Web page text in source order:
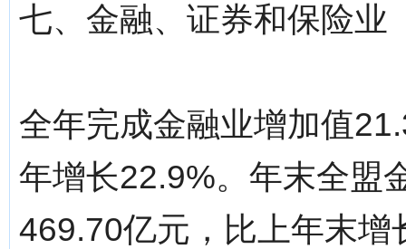
七、金融、证券和保险业
全年完成金融业增加值
年增长22.9%。年末全盟
469.70亿元，比上年末